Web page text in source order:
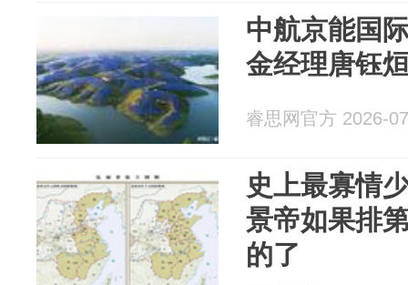
中航京能国
金经理唐钰
睿思网官方 2026-
史上最寡情
景帝如果排
的了